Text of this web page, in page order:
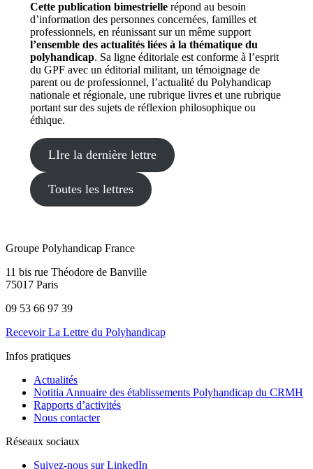
Cette publication bimestriellerépond au besoin
d’information des personnes concernées, familles et
professionnels, en réunissant sur un même support
l’ensemble des actualités liées à la thématique du
polyhandicap. Sa ligne éditoriale est conforme à l’esprit
du GPF avec un éditorial militant, un témoignage de
parent ou de professionnel, l’actualité du Polyhandicap
nationale et régionale, une rubrique livres et une rubrique
portant sur des sujets de réflexion philosophique ou
éthique.
LIre la dernière lettre
Toutes les lettres
Groupe Polyhandicap France
11 bis rue Théodore de Banville
75017 Paris
09 53 66 97 39
Recevoir La Lettre du Polyhandicap
Infos pratiques
Actualités
Notitia Annuaire des établissements Polyhandicap du CRMH
Rapports d’activités
Nous contacter
Réseaux sociaux
Suivez-nous sur LinkedIn